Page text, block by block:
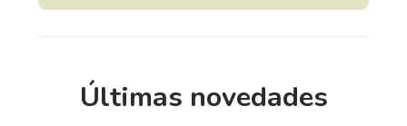
Últimas novedades